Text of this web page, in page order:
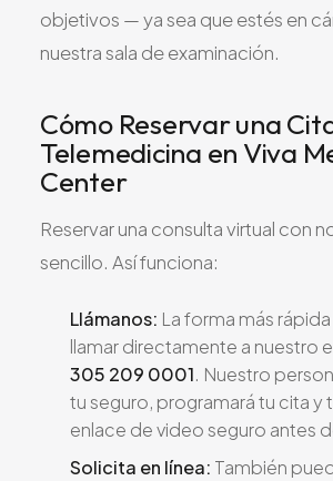
objetivos — ya sea que estés en
nuestra sala de examinación.
Cómo Reservar una
Telemedicina en Viva
Center
Reservar una consulta virtual con
sencillo. Así funciona:
Llámanos: La forma más
llamar directamente a nuestro
305 209 0001. Nuestro
tu seguro, programará tu cita y
enlace de video seguro antes
Solicita en línea: También